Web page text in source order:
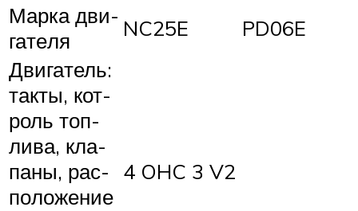
Мар­ка дви­
га­те­ля
NC25E
PD06E
Дви­га­тель:
так­ты, кот­
роль топ­
ли­ва, кла­
па­ны, рас­
по­ло­же­ние
4 OHC 3 V2